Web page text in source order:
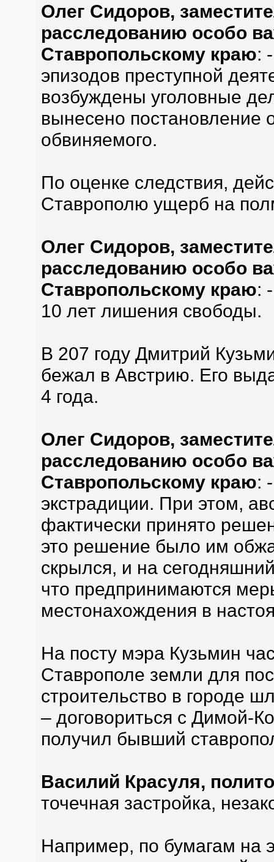
Олег Сидоров,
расследованию особо
Ставропольскому краю:
эпизодов преступной
возбуждены уголовные
вынесено постановление
обвиняемого.
По оценке следствия,
Ставрополю ущерб на
Олег Сидоров,
расследованию особо
Ставропольскому краю:
10 лет лишения свободы.
В 207 году Дмитрий
бежал в Австрию. Его
4 года.
Олег Сидоров,
расследованию особо
Ставропольскому краю:
экстрадиции. При этом,
фактически принято
это решение было им
скрылся, и на
что предпринимаются
местонахождения в
На посту мэра Кузьмин
Ставрополе земли для
строительство в городе
– договориться с Димой-
получил бывший
Василий Красуля,
точечная застройка,
Например, по бумагам на